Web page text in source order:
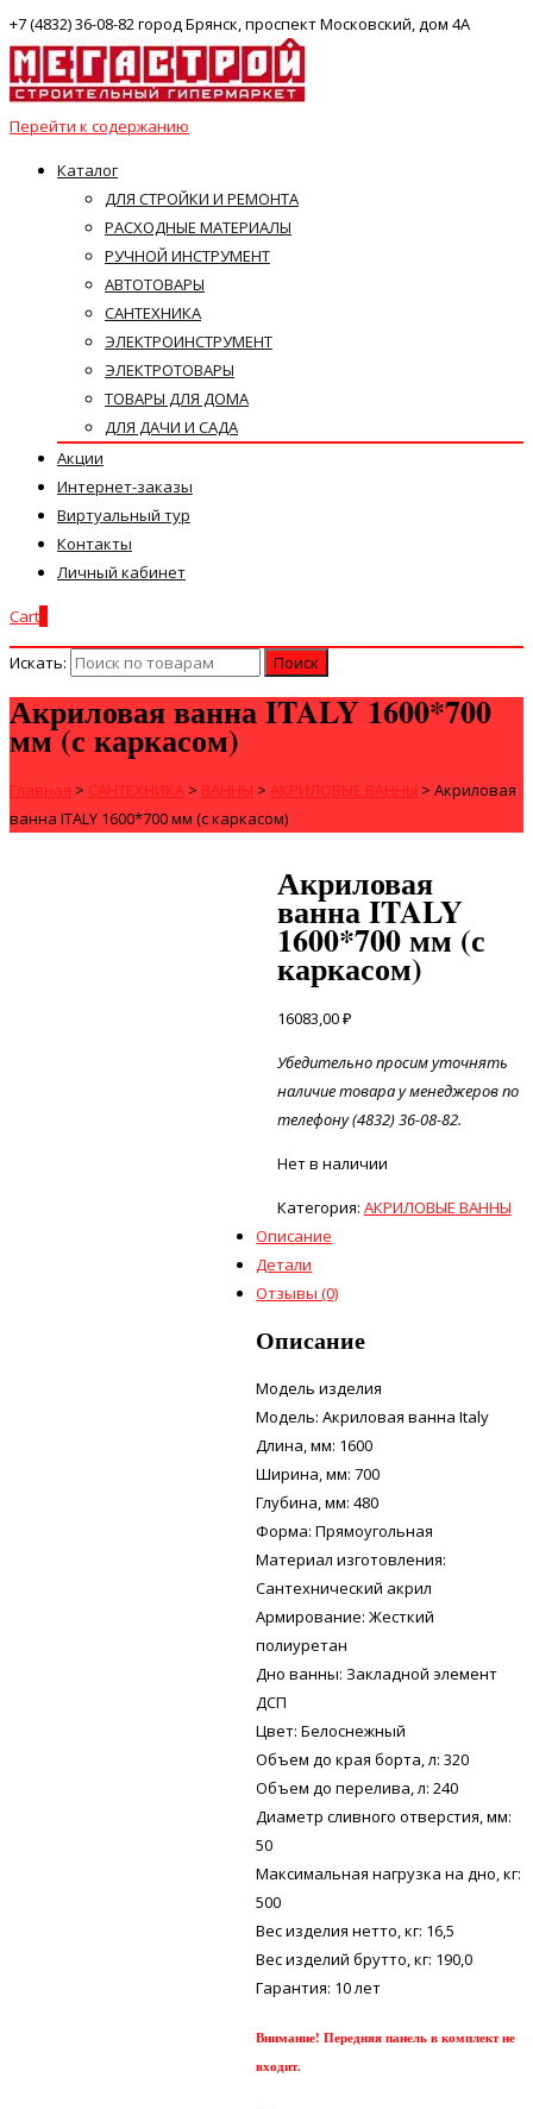
+7 (4832) 36-08-82 город Брянск, проспект Московский, дом 4А
Перейти к содержанию
Каталог
ДЛЯ СТРОЙКИ И РЕМОНТА
РАСХОДНЫЕ МАТЕРИАЛЫ
РУЧНОЙ ИНСТРУМЕНТ
АВТОТОВАРЫ
САНТЕХНИКА
ЭЛЕКТРОИНСТРУМЕНТ
ЭЛЕКТРОТОВАРЫ
ТОВАРЫ ДЛЯ ДОМА
ДЛЯ ДАЧИ И САДА
Акции
Интернет-заказы
Виртуальный тур
Контакты
Личный кабинет
Cart
Искать:
Акриловая ванна ITALY 1600*700
мм (с каркасом)
Главная > САНТЕХНИКА > ВАННЫ > АКРИЛОВЫЕ ВАННЫ > Акриловая
ванна ITALY 1600*700 мм (с каркасом)
Акриловая
ванна ITALY
1600*700 мм (с
каркасом)
16083,00₽
Убедительно просим уточнять
наличие товара у менеджеров по
телефону (4832) 36-08-82.
Нет в наличии
Категория: АКРИЛОВЫЕ ВАННЫ
Описание
Детали
Отзывы (0)
Описание
Модель изделия
Модель: Акриловая ванна Italy
Длина, мм: 1600
Ширина, мм: 700
Глубина, мм: 480
Форма: Прямоугольная
Материал изготовления:
Сантехнический акрил
Армирование: Жесткий
полиуретан
Дно ванны: Закладной элемент
ДСП
Цвет: Белоснежный
Объем до края борта, л: 320
Объем до перелива, л: 240
Диаметр сливного отверстия, мм:
50
Максимальная нагрузка на дно, кг:
500
Вес изделия нетто, кг: 16,5
Вес изделий брутто, кг: 190,0
Гарантия: 10 лет
Внимание! Передняя панель в комплект не
входит.